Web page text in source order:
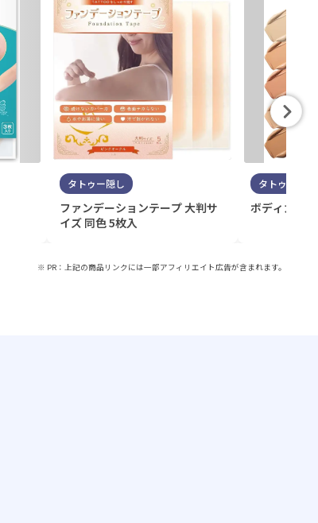
タトゥー隠し
ファンデーションテープ 大判サ
イズ 同色 5枚入
タトゥー隠し
ボディカバ
※ PR：上記の商品リンクには一部アフィリエイト広告が含まれます。